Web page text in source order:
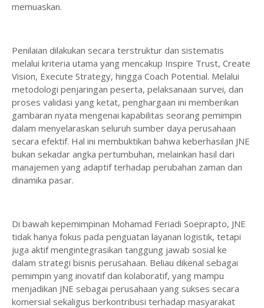
memuaskan.
Penilaian dilakukan secara terstruktur dan sistematis
melalui kriteria utama yang mencakup Inspire Trust, Create
Vision, Execute Strategy, hingga Coach Potential. Melalui
metodologi penjaringan peserta, pelaksanaan survei, dan
proses validasi yang ketat, penghargaan ini memberikan
gambaran nyata mengenai kapabilitas seorang pemimpin
dalam menyelaraskan seluruh sumber daya perusahaan
secara efektif. Hal ini membuktikan bahwa keberhasilan JNE
bukan sekadar angka pertumbuhan, melainkan hasil dari
manajemen yang adaptif terhadap perubahan zaman dan
dinamika pasar.
Di bawah kepemimpinan Mohamad Feriadi Soeprapto, JNE
tidak hanya fokus pada penguatan layanan logistik, tetapi
juga aktif mengintegrasikan tanggung jawab sosial ke
dalam strategi bisnis perusahaan. Beliau dikenal sebagai
pemimpin yang inovatif dan kolaboratif, yang mampu
menjadikan JNE sebagai perusahaan yang sukses secara
komersial sekaligus berkontribusi terhadap masyarakat